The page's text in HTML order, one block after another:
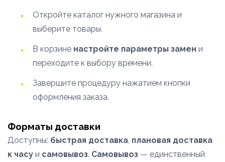
Откройте каталог нужного магазина и
выберите товары.
В корзине настройте параметры замен и
переходите к выбору времени.
Завершите процедуру нажатием кнопки
оформления заказа.
Форматы доставки
Доступны: быстрая доставка, плановая доставка
к часу и самовывоз. Самовывоз — единственный